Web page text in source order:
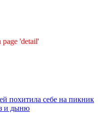
'detail'
похитила себе на пикник
и дыню